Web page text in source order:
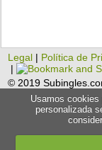
Legal | Política de
|
© 2019
Usamos
personalizada